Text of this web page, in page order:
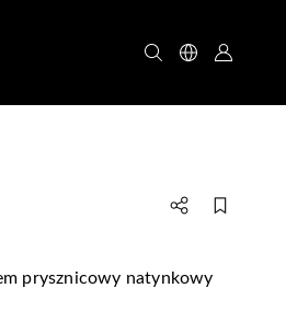
prysznicowy natynkowy